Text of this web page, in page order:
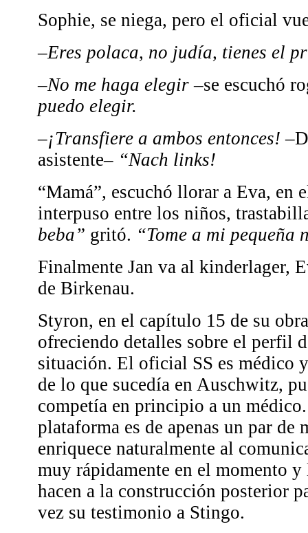
Sophie, se niega, pero el oficial
–Eres polaca, no judía, tienes el
–No me haga elegir –se escuchó
puedo elegir.
–¡Transfiere a ambos entonces!
asistente– “Nach links!
“Mamá”, escuchó llorar a Eva, en
interpuso entre los niños,
beba” gritó. “Tome a mi pequeña
Finalmente Jan va al kinderlager,
de Birkenau.
Styron, en el capítulo 15 de su
ofreciendo detalles sobre el perfil
situación. El oficial SS es médico
de lo que sucedía en Auschwitz,
competía en principio a un
plataforma es de apenas un par
enriquece naturalmente al
muy rápidamente en el momento y
hacen a la construcción posterior
vez su testimonio a Stingo.